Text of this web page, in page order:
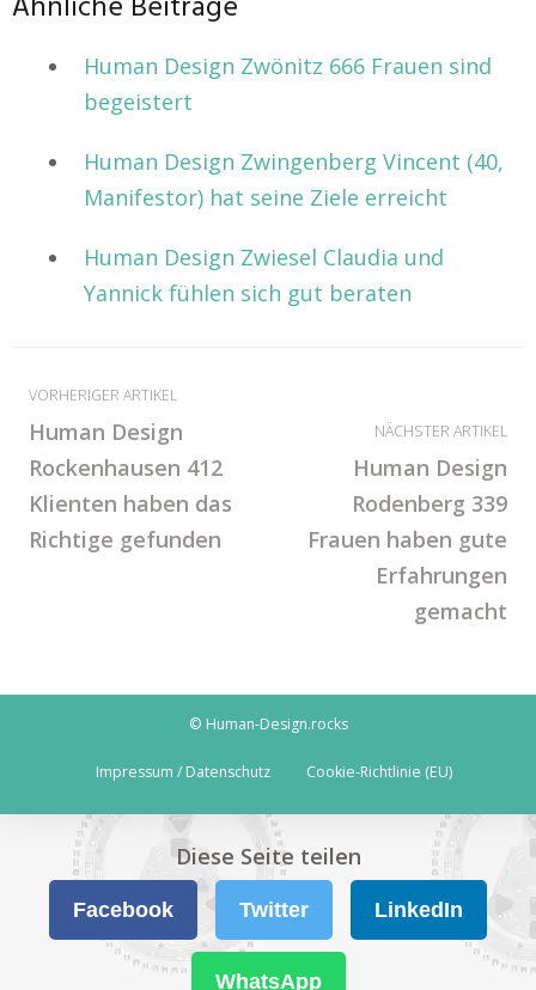
Human Design Zwönitz 666 Frauen sind
begeistert
Human Design Zwingenberg Vincent (40,
Manifestor) hat seine Ziele erreicht
Human Design Zwiesel Claudia und
Yannick fühlen sich gut beraten
VORHERIGER ARTIKEL
Human Design
Rockenhausen 412
Klienten haben das
Richtige gefunden
NÄCHSTER ARTIKEL
Human Design
Rodenberg 339
Frauen haben gute
Erfahrungen
gemacht
© Human-Design.rocks
Impressum / Datenschutz Cookie-Richtlinie (EU)
Diese Seite teilen
Facebook Twitter LinkedIn
WhatsApp